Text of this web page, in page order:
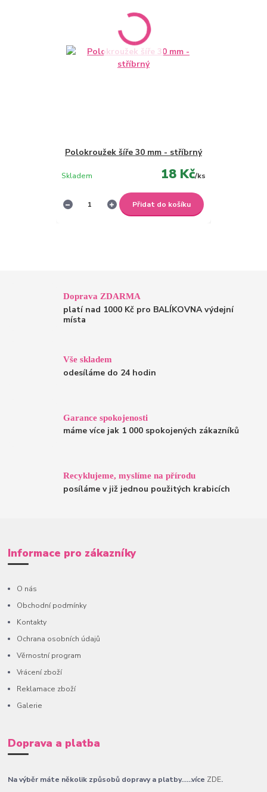
Polokroužek šíře 30 mm - stříbrný
18 Kč/ks
Skladem
Přidat do košíku
Doprava ZDARMA
platí nad 1000 Kč pro BALÍKOVNA výdejní
místa
Vše skladem
odesíláme do 24 hodin
Garance spokojenosti
máme více jak 1 000 spokojených zákazníků
Recyklujeme, myslíme na přírodu
posíláme v již jednou použitých krabicích
Informace pro zákazníky
O nás
Obchodní podmínky
Kontakty
Ochrana osobních údajů
Věrnostní program
Vrácení zboží
Reklamace zboží
Galerie
Doprava a platba
Na výběr máte několik způsobů dopravy a platby......více ZDE.